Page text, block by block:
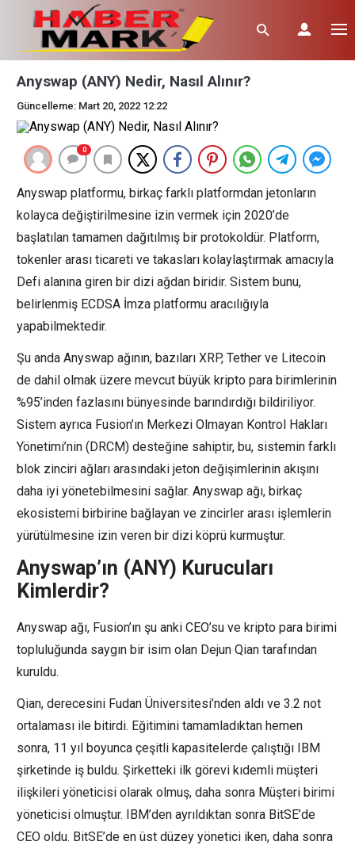
Anyswap (ANY) Nedir, Nasıl Alınır?
Güncelleme: Mart 20, 2022 12:22
0
Anyswap platformu, birkaç farklı platformdan jetonların
kolayca değiştirilmesine izin vermek için 2020’de
başlatılan tamamen dağıtılmış bir protokoldür. Platform,
tokenler arası ticareti ve takasları kolaylaştırmak amacıyla
Defi alanına giren bir dizi ağdan biridir. Sistem bunu,
belirlenmiş ECDSA İmza platformu aracılığıyla
yapabilmektedir.
Şu anda Anyswap ağının, bazıları XRP, Tether ve Litecoin
de dahil olmak üzere mevcut büyük kripto para birimlerinin
%95’inden fazlasını bünyesinde barındırdığı bildiriliyor.
Sistem ayrıca Fusion’ın Merkezi Olmayan Kontrol Hakları
Yönetimi’nin (DRCM) desteğine sahiptir, bu, sistemin farklı
blok zinciri ağları arasındaki jeton değişimlerinin akışını
daha iyi yönetebilmesini sağlar. Anyswap ağı, birkaç
ekosistemi birbirine bağlayan ve zincirler arası işlemlerin
yürütülmesine izin veren bir dizi köprü kurmuştur.
Anyswap’ın (ANY) Kurucuları
Kimlerdir?
Anyswap ağı, Fusion’ın şu anki CEO’su ve kripto para birimi
topluluğunda saygın bir isim olan Dejun Qian tarafından
kuruldu.
Qian, derecesini Fudan Üniversitesi’nden aldı ve 3.2 not
ortalaması ile bitirdi. Eğitimini tamamladıktan hemen
sonra, 11 yıl boyunca çeşitli kapasitelerde çalıştığı IBM
şirketinde iş buldu. Şirketteki ilk görevi kıdemli müşteri
ilişkileri yöneticisi olarak olmuş, daha sonra Müşteri birimi
yöneticisi olmuştur. IBM’den ayrıldıktan sonra BitSE’de
CEO oldu. BitSE’de en üst düzey yönetici iken, daha sonra